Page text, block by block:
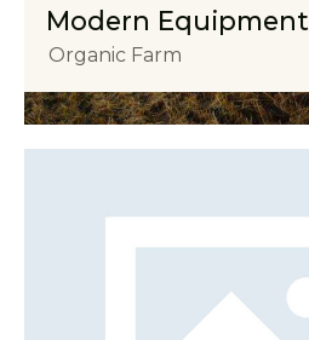
Modern Equipment
Organic Farm